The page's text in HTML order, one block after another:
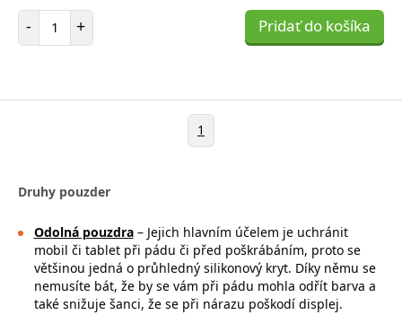
- Počet položiek
+ Pridať do košíka
1
Druhy pouzder
Odolná pouzdra– Jejich hlavním účelem je uchránit
mobil či tablet při pádu či před poškrábáním, proto se
většinou jedná o průhledný silikonový kryt. Díky němu se
nemusíte bát, že by se vám při pádu mohla odřít barva a
také snižuje šanci, že se při nárazu poškodí displej.